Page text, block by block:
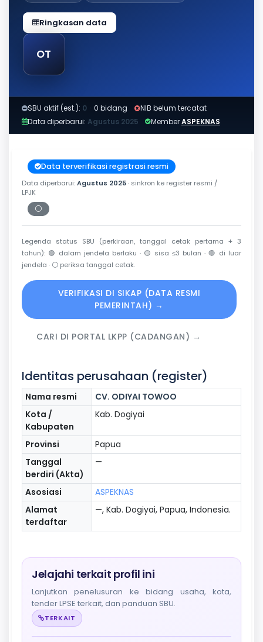
Ringkasan data
OT
SBU aktif (est.): 0 · 0 bidang
NIB belum tercatat
Data diperbarui: Agustus 2025 MemberASPEKNAS
Data terverifikasi registrasi resmi
Data diperbarui:Agustus 2025· sinkron ke register resmi /
LPJK
⚪
Periksa tanggal cetak
Legenda status SBU (perkiraan, tanggal cetak pertama + 3
tahun): 🟢 dalam jendela berlaku · 🟡 sisa ≤3 bulan · 🔴 di luar
jendela · ⚪ periksa tanggal cetak.
VERIFIKASI DI SIKAP (DATA RESMI
PEMERINTAH) →
CARI DI PORTAL LKPP (CADANGAN) →
Identitas perusahaan (register)
Nama resmi
CV. ODIYAI TOWOO
Kota /
Kabupaten
Kab. Dogiyai
Provinsi
Papua
Tanggal
berdiri (Akta)
—
Asosiasi
ASPEKNAS
Alamat
terdaftar
—, Kab. Dogiyai, Papua, Indonesia.
Jelajahi terkait profil ini
Lanjutkan penelusuran ke bidang usaha, kota,
tender LPSE terkait, dan panduan SBU.
TERKAIT